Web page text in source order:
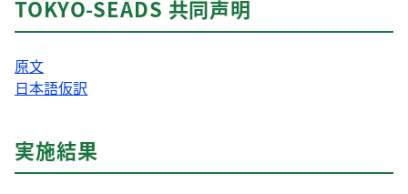
TOKYO-SEADS 共同声明
原文
日本語仮訳
実施結果